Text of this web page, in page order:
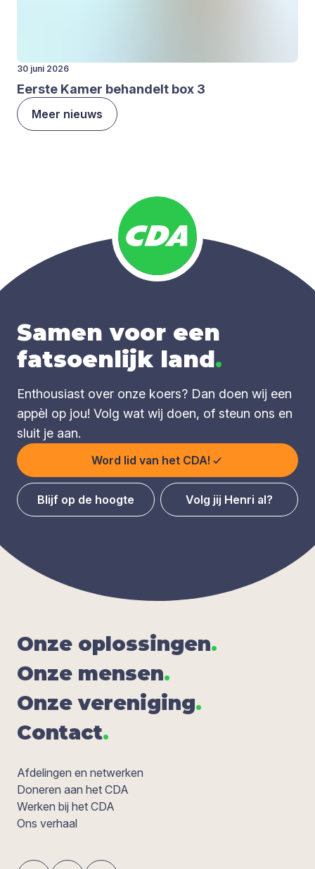
30 juni 2026
Eer­ste Kamer behan­delt box 3
Meer nieuws
Samen voor een
fatsoenlijk land.
Enthousiast over onze koers? Dan doen wij een
appèl op jou! Volg wat wij doen, of steun ons en
sluit je aan.
Word lid van het CDA!
Blijf op de hoogte Volg jij Henri al?
Onze oplos­sin­gen.
Onze men­sen.
Onze ver­e­ni­ging.
Con­tact.
Afdelingen en netwerken
Doneren aan het CDA
Werken bij het CDA
Ons verhaal